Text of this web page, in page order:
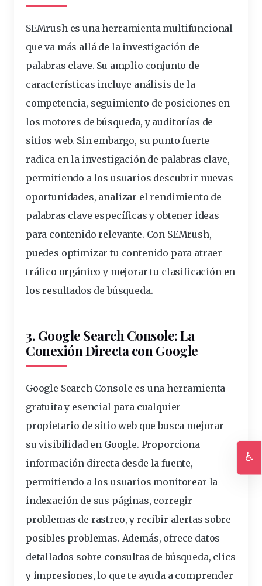
SEMrush es una herramienta multifuncional
que va más allá de la investigación de
palabras clave. Su amplio conjunto de
características incluye análisis de la
competencia, seguimiento de posiciones en
los motores de búsqueda, y auditorías de
sitios web. Sin embargo, su punto fuerte
radica en la investigación de palabras clave,
permitiendo a los usuarios descubrir nuevas
oportunidades, analizar el rendimiento de
palabras clave específicas y obtener ideas
para contenido relevante. Con SEMrush,
puedes optimizar tu contenido para atraer
tráfico orgánico y mejorar tu clasificación en
los resultados de búsqueda.
3. Google Search Console: La
Conexión Directa con Google
Google Search Console es una herramienta
gratuita y esencial para cualquier
propietario de sitio web que busca mejorar
su visibilidad en Google. Proporciona
información directa desde la fuente,
permitiendo a los usuarios monitorear la
indexación de sus páginas, corregir
problemas de rastreo, y recibir alertas sobre
posibles problemas. Además, ofrece datos
detallados sobre consultas de búsqueda, clics
y impresiones, lo que te ayuda a comprender
♿